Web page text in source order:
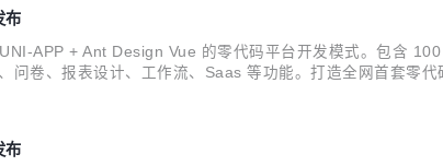
布
APP + Ant Design Vue 的零代码平台开发模式。包含
问卷、报表设计、工作流、Saas 等功能。打造全网首套零
布